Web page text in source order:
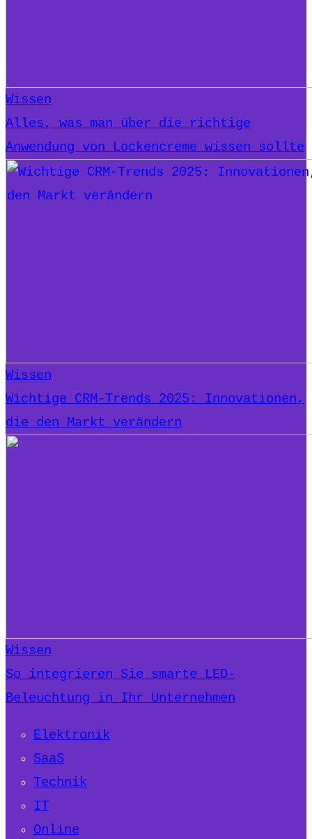
Wissen
Alles, was man über die richtige
Anwendung von Lockencreme wissen sollte
Wissen
Wichtige CRM-Trends 2025: Innovationen,
die den Markt verändern
Wissen
So integrieren Sie smarte LED-
Beleuchtung in Ihr Unternehmen
Elektronik
SaaS
Technik
IT
Online